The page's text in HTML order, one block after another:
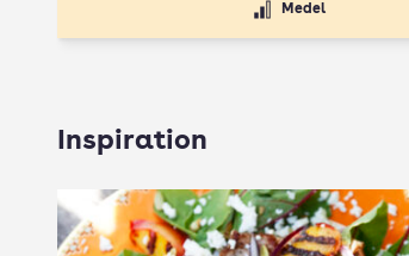
Medel
Inspiration